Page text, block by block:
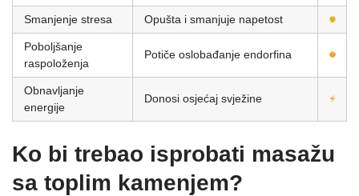
Smanjenje stresa Opušta i smanjuje napetost
Poboljšanje
raspoloženja
Potiče oslobađanje endorfina
Obnavljanje
energije
Donosi osjećaj svježine
Ko bi trebao isprobati masažu
sa toplim kamenjem?